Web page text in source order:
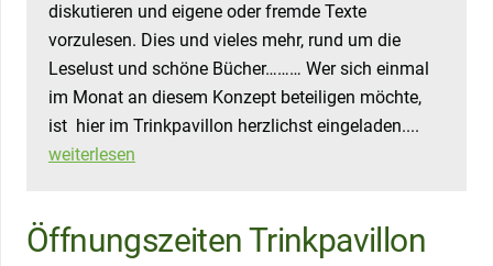
diskutieren und eigene oder fremde Texte
vorzulesen. Dies und vieles mehr, rund um die
Leselust und schöne Bücher……… Wer sich einmal
im Monat an diesem Konzept beteiligen möchte,
ist hier im Trinkpavillon herzlichst eingeladen....
weiterlesen
Öffnungszeiten Trinkpavillon